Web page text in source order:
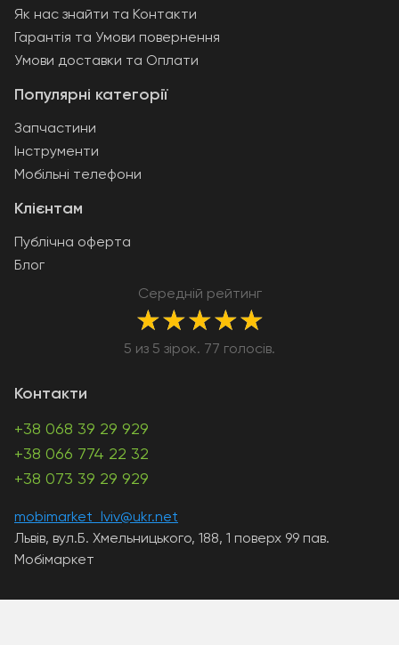
Контакти
+38 068 39 29 929
+38 066 774 22 32
+38 073 39 29 929
mobimarket_lviv@ukr.net
Львів, вул.Б. Хмельницького, 188, 1 поверх 99 пав.
Мобімаркет
Клієнтам
Публічна оферта
Блог
Середній рейтинг
★★★★★
5 из 5 зірок. 77 голосів.
Популярні категорії
Запчастини
Інструменти
Мобільні телефони
Як нас знайти та Контакти
Гарантія та Умови повернення
Умови доставки та Оплати